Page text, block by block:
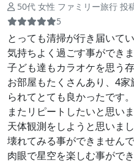
50代 女性 ファミリー旅行 投
5
とっても清掃が行き届いて
気持ちよく過ごす事ができま
子ども達もカラオケを思う
お部屋もたくさんあり、4
られてとても良かったです。
またリピートしたいと思いま
天体観測をしようと思いまし
壊れてみる事ができませんで
肉眼で星空を楽しむ事ができ